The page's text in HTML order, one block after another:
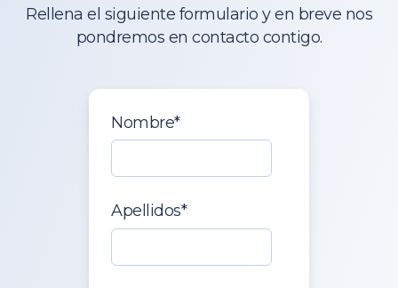
Rellena el siguiente formulario y en breve nos
pondremos en contacto contigo.
Nombre*
Apellidos*